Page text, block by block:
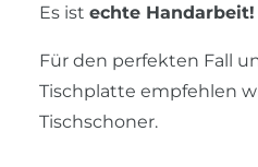
Es ist echte Handarbeit!
Für den perfekten Fall
Tischplatte empfehlen
Tischschoner.